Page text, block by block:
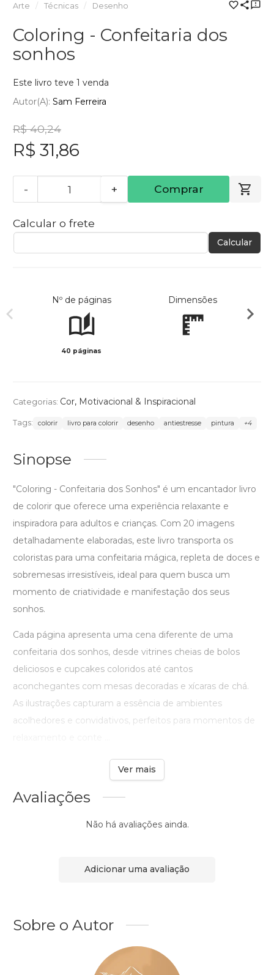
Arte Técnicas Desenho
Coloring - Confeitaria dos
sonhos
Este livro teve 1 venda
Autor(a): Sam Ferreira
R$ 40,24
R$ 31,86
- + Comprar
Calcular o frete
Calcular
Nº de páginas
40 páginas
Dimensões
Categorias: Cor, Motivacional & Inspiracional
Tags: colorir livro para colorir desenho antiestresse pintura +4
Sinopse
"Coloring - Confeitaria dos Sonhos" é um encantador livro
de colorir que oferece uma experiência relaxante e
inspiradora para adultos e crianças. Com 20 imagens
detalhadamente elaboradas, este livro transporta os
coloristas para uma confeitaria mágica, repleta de doces e
sobremesas irresistíveis, ideal para quem busca um
momento de criatividade e manifestação dos seus
sonhos.
Cada página apresenta uma cena diferente de uma
confeitaria dos sonhos, desde vitrines cheias de bolos
deliciosos e cupcakes coloridos até cantos
aconchegantes com mesas decoradas e xícaras de chá.
As ilustrações capturam a essência de ambientes
acolhedores e convidativos, perfeitos para momentos de
Ver mais
Avaliações
Não há avaliações ainda.
Adicionar uma avaliação
Sobre o Autor